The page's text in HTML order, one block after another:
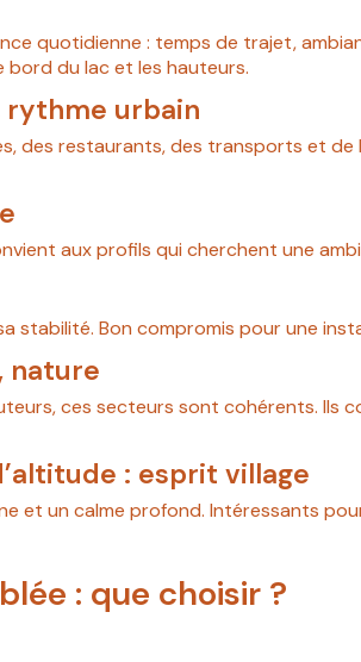
quotidienne : temps de trajet,
du lac et les hauteurs.
rythme urbain
des restaurants, des transports et
aux profils qui cherchent une
Bon compromis pour une
nature
ces secteurs sont cohérents.
: esprit village
et un calme profond. Intéressants
: que choisir ?